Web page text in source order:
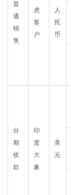
普
通
销
售
虎
客
户
人
民
币
分
期
收
款
印
度
大
象
美
元